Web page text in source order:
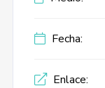
Fecha:
Enlace: